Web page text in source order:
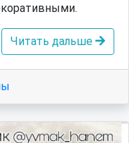
Читать дальше